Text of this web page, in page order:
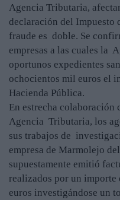
Agencia Tributaria,
declaración del Impuesto
fraude es doble. Se
empresas a las cuales la
oportunos expedientes
ochocientos mil euros el
Hacienda Pública.
En estrecha
Agencia Tributaria, los
sus trabajos de
empresa de Marmolejo
supuestamente emitió
realizados por un
euros investigándose un